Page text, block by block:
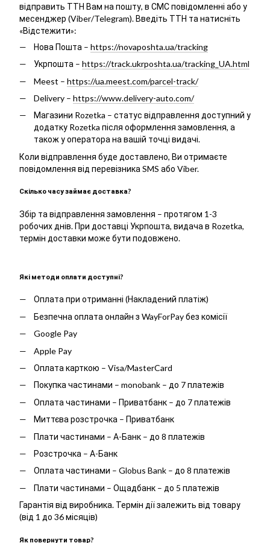
відправить ТТН Вам на пошту, в СМС повідомленні або у
месенджер (Viber/Telegram). Введіть ТТН та натисніть
«Відстежити»:
Нова Пошта – https://novaposhta.ua/tracking
Укрпошта – https://track.ukrposhta.ua/tracking_UA.html
Meest – https://ua.meest.com/parcel-track/
Delivery – https://www.delivery-auto.com/
Магазини Rozetka – статус відправлення доступний у
додатку Rozetka після оформлення замовлення, а
також у оператора на вашій точці видачі.
Коли відправлення буде доставлено, Ви отримаєте
повідомлення від перевізника SMS або Viber.
Скілько часу займає доставка?
Збір та відправлення замовлення – протягом 1-3
робочих днів. При доставці Укрпошта, видача в Rozetka,
термін доставки може бути подовжено.
Які методи оплати доступні?
Оплата при отриманні (Накладений платіж)
Безпечна оплата онлайн з WayForPay без комісії
Google Pay
Apple Pay
Оплата карткою – Visa/MasterCard
Покупка частинами – monobank – до 7 платежів
Оплата частинами – Приватбанк – до 7 платежів
Миттєва розстрочка – Приватбанк
Плати частинами – А-Банк – до 8 платежів
Розстрочка – А-Банк
Оплата частинами – Globus Bank – до 8 платежів
Плати частинами – Ощадбанк – до 5 платежів
Гарантія від виробника. Термін дії залежить від товару
(від 1 до 36 місяців)
Як повернути товар?